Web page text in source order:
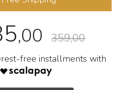
,00 359,00
free installments with